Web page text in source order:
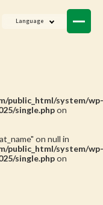
Language
public_html/system/wp-
single.phpon
on null in
public_html/system/wp-
single.phpon